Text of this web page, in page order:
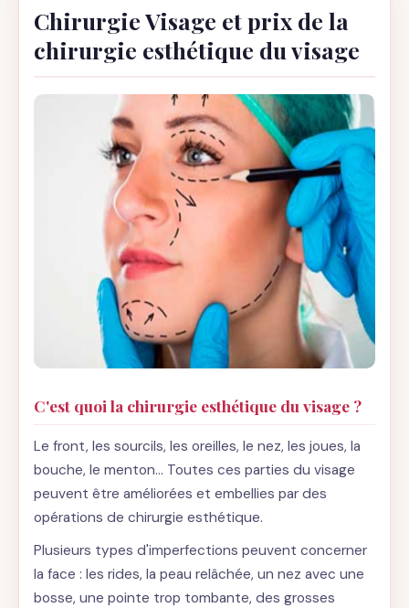
Chirurgie Visage et prix de la
chirurgie esthétique du visage
C'est quoi la chirurgie esthétique du visage ?
Le front, les sourcils, les oreilles, le nez, les joues, la
bouche, le menton... Toutes ces parties du visage
peuvent être améliorées et embellies par des
opérations de chirurgie esthétique.
Plusieurs types d'imperfections peuvent concerner
la face : les rides, la peau relâchée, un nez avec une
bosse, une pointe trop tombante, des grosses